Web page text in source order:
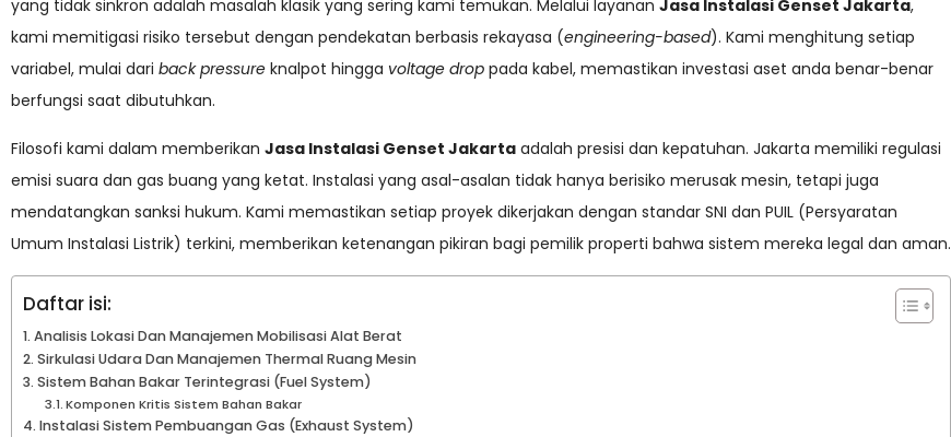
yang tidak sinkron adalah masalah klasik yang sering kami temukan. Melalui layanan Jasa Instalasi Genset Jakarta,
kami memitigasi risiko tersebut dengan pendekatan berbasis rekayasa (engineering-based). Kami menghitung setiap
variabel, mulai dari back pressure knalpot hingga voltage drop pada kabel, memastikan investasi aset anda benar-benar
berfungsi saat dibutuhkan.
Filosofi kami dalam memberikan Jasa Instalasi Genset Jakarta adalah presisi dan kepatuhan. Jakarta memiliki regulasi
emisi suara dan gas buang yang ketat. Instalasi yang asal-asalan tidak hanya berisiko merusak mesin, tetapi juga
mendatangkan sanksi hukum. Kami memastikan setiap proyek dikerjakan dengan standar SNI dan PUIL (Persyaratan
Umum Instalasi Listrik) terkini, memberikan ketenangan pikiran bagi pemilik properti bahwa sistem mereka legal dan aman.
Daftar isi:
Analisis Lokasi Dan Manajemen Mobilisasi Alat Berat
Sirkulasi Udara Dan Manajemen Thermal Ruang Mesin
Sistem Bahan Bakar Terintegrasi (Fuel System)
Komponen Kritis Sistem Bahan Bakar
Instalasi Sistem Pembuangan Gas (Exhaust System)